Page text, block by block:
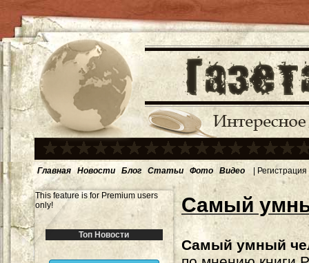
Главная Новости Блог Статьи Фото Видео | Регистрация
This feature is for Premium users
only!
Топ Новости
Самый
Самый умный